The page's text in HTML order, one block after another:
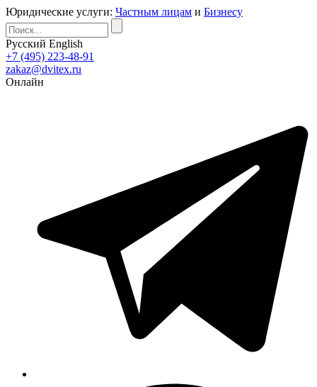
Юридические услуги: Частным лицам и Бизнесу
Русский English
+7 (495) 223-48-91
zakaz@dvitex.ru
Онлайн